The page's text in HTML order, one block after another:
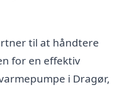
til at håndtere
for en effektiv
i Dragør,